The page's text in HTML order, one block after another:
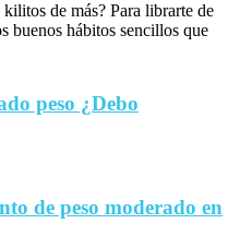
de más? Para librarte de
buenos hábitos sencillos que
peso ¿Debo
de peso moderado en